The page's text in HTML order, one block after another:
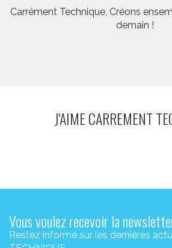
Carrément Technique, Créons
demain !
J'AIME CARREMENT
Vous voulez recevoir la
Restez informé sur les dernières